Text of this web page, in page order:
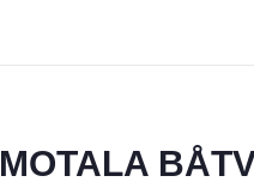
MOTALA